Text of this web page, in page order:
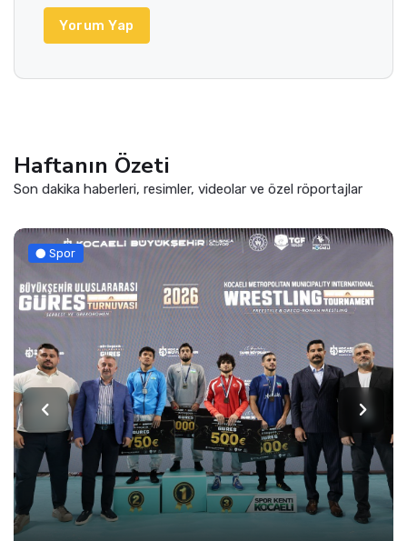
Yorum Yap
Haftanın Özeti
Son dakika haberleri, resimler, videolar ve özel röportajlar
Spor